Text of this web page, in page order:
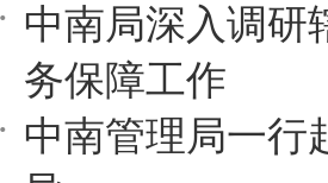
中南局深入调研
务保障工作
中南管理局一行
导